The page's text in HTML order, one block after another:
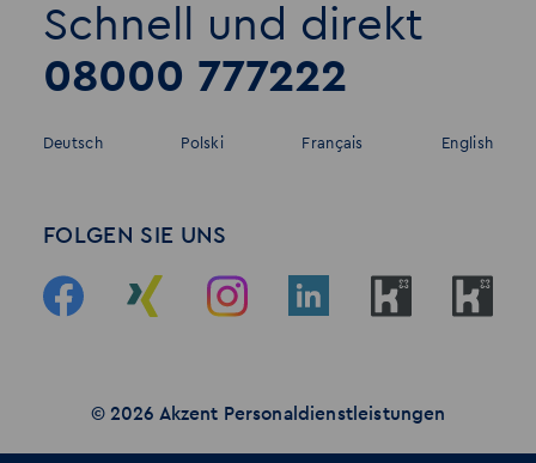
Schnell und direkt
08000 777222
Deutsch Polski Français English
FOLGEN SIE UNS
© 2026 Akzent Personaldienstleistungen